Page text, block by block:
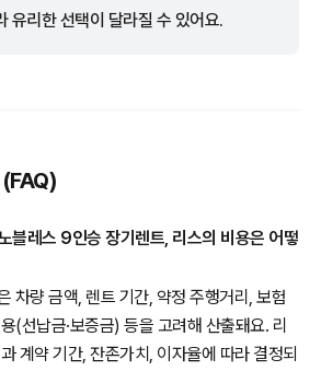
유리한 선택이 달라질 수 있어요.
블레스 9인승 장기렌트, 리스의 비용은 어떻
차량 금액, 렌트 기간, 약정 주행거리, 보험
(선납금·보증금) 등을 고려해 산출돼요. 리
계약 기간, 잔존가치, 이자율에 따라 결정되